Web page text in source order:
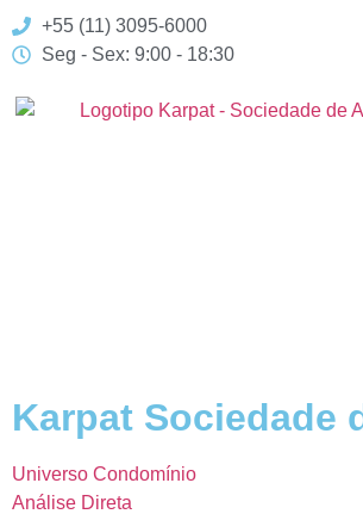
+55 (11) 3095-6000
Seg - Sex: 9:00 - 18:30
Karpat Sociedade
Universo Condomínio
Análise Direta